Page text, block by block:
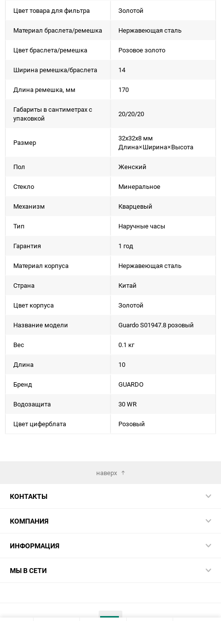
Цвет товара для фильтра Золотой
Материал браслета/ремешка Нержавеющая сталь
Цвет браслета/ремешка Розовое золото
Ширина ремешка/браслета 14
Длина ремешка, мм 170
Габариты в сантиметрах с
упаковкой
20/20/20
Размер
32x32x8 мм
Длина×Ширина×Высота
Пол Женский
Стекло Минеральное
Механизм Кварцевый
Тип Наручные часы
Гарантия 1 год
Материал корпуса Нержавеющая сталь
Страна Китай
Цвет корпуса Золотой
Название модели Guardo S01947.8 розовый
Вес 0.1 кг
Длина 10
Бренд GUARDO
Водозащита 30 WR
Цвет циферблата Розовый
наверх
КОНТАКТЫ
КОМПАНИЯ
ИНФОРМАЦИЯ
МЫ В СЕТИ